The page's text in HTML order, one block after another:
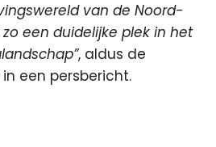
van de Noord-
een duidelijke plek in het
, aldus de
een persbericht.